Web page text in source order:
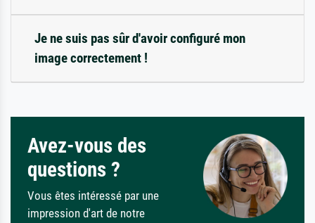
Je ne suis pas sûr d'avoir configuré mon
image correctement !
Avez-vous des
questions ?
Vous êtes intéressé par une
impression d'art de notre